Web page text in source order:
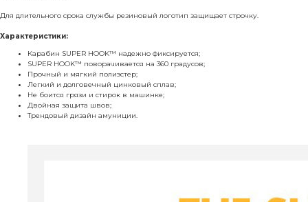
Для длительного срока службы резиновый логотип защищает строчку.
Характеристики:
Карабин SUPER HOOK™ надежно фиксируется;
SUPER HOOK™ поворачивается на 360 градусов;
Прочный и мягкий полиэстер;
Легкий и долговечный цинковый сплав;
Не боится грязи и стирок в машинке;
Двойная защита швов;
Трендовый дизайн амуниции.